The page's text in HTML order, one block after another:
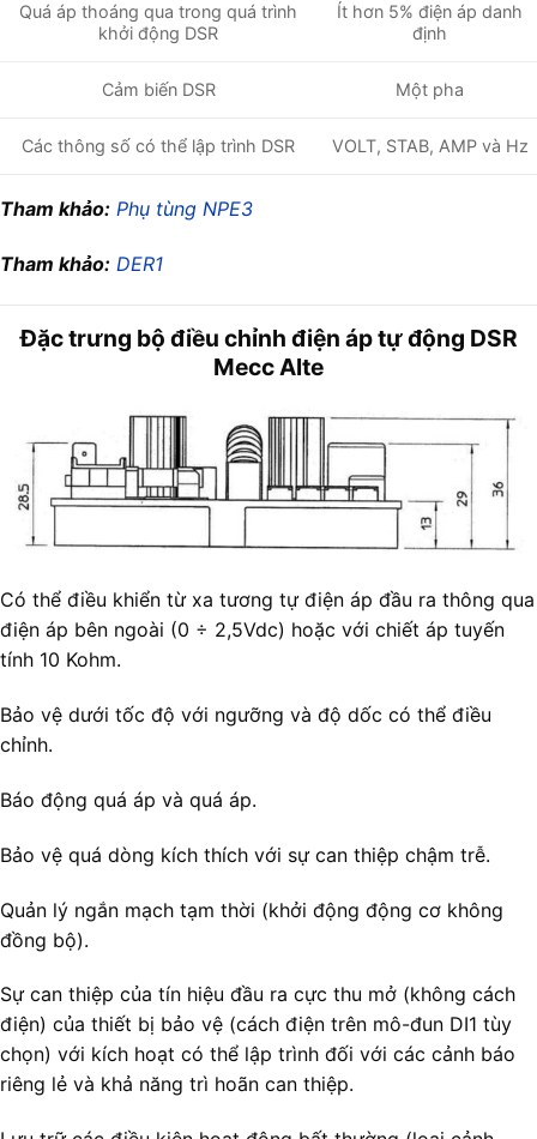
Quá áp thoáng qua trong quá trình
khởi động DSR
Ít hơn 5% điện áp danh
định
Cảm biến DSR Một pha
Các thông số có thể lập trình DSR VOLT, STAB, AMP và Hz
Tham khảo: Phụ tùng NPE3
Tham khảo: DER1
Đặc trưng bộ điều chỉnh điện áp tự động DSR
Mecc Alte
Có thể điều khiển từ xa tương tự điện áp đầu ra thông qua
điện áp bên ngoài (0 ÷ 2,5Vdc) hoặc với chiết áp tuyến
tính 10 Kohm.
Bảo vệ dưới tốc độ với ngưỡng và độ dốc có thể điều
chỉnh.
Báo động quá áp và quá áp.
Bảo vệ quá dòng kích thích với sự can thiệp chậm trễ.
Quản lý ngắn mạch tạm thời (khởi động động cơ không
đồng bộ).
Sự can thiệp của tín hiệu đầu ra cực thu mở (không cách
điện) của thiết bị bảo vệ (cách điện trên mô-đun DI1 tùy
chọn) với kích hoạt có thể lập trình đối với các cảnh báo
riêng lẻ và khả năng trì hoãn can thiệp.